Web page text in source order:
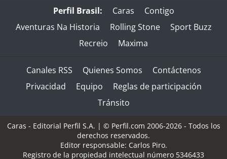
Perfil Brasil: Caras
Contigo
Aventuras Na Historia
Rolling Stone
Sport Buzz
Recreio
Maxima
Canales RSS Quienes Somos
Contáctenos
Privacidad
Equipo
Reglas de participación
Tránsito
Caras - Editorial Perfil S.A. | © Perfil.com 2006-2026 - Todos los
derechos reservados.
Editor responsable: Carlos Piro.
Registro de la propiedad intelectual número 5346433